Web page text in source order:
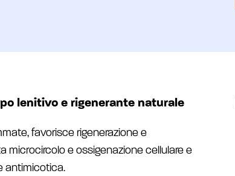
lenitivo e rigenerante naturale
favorisce rigenerazione e
microcircolo e ossigenazione cellulare e
antimicotica.